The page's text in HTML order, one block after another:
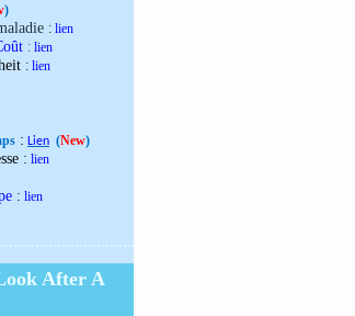
)
: lien
: lien
: lien
: Lien (New)
: lien
: lien
After A